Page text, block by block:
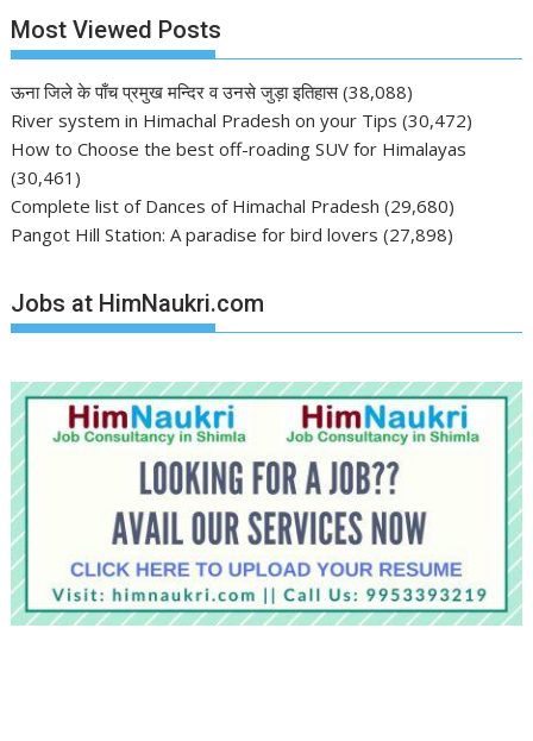
Most Viewed Posts
ऊना जिले के पाँच प्रमुख मन्दिर व उनसे जुड़ा इतिहास (38,088)
River system in Himachal Pradesh on your Tips (30,472)
How to Choose the best off-roading SUV for Himalayas
(30,461)
Complete list of Dances of Himachal Pradesh (29,680)
Pangot Hill Station: A paradise for bird lovers (27,898)
Jobs at HimNaukri.com